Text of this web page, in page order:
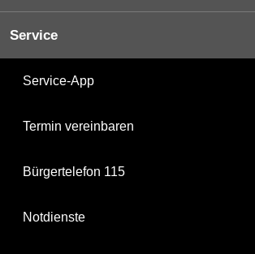
Service
Service-App
Termin vereinbaren
Bürgertelefon 115
Notdienste